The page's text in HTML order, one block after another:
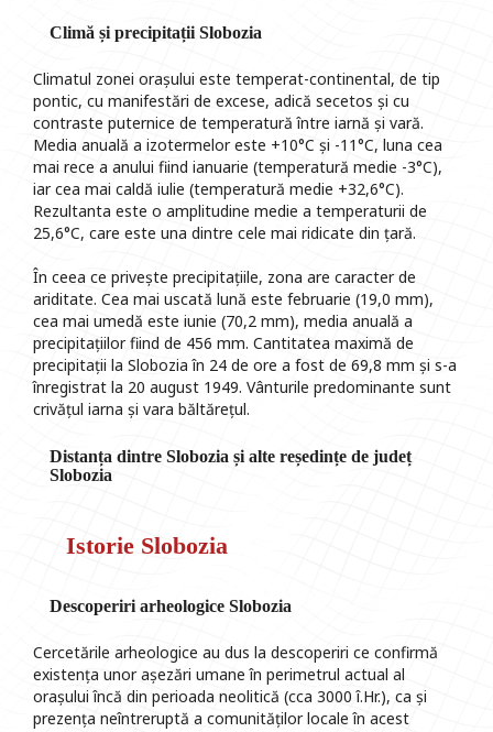
Climă și precipitații Slobozia
Climatul zonei orașului este temperat-continental, de tip
pontic, cu manifestări de excese, adică secetos și cu
contraste puternice de temperatură între iarnă și vară.
Media anuală a izotermelor este +10°C și -11°C, luna cea
mai rece a anului fiind ianuarie (temperatură medie -3°C),
iar cea mai caldă iulie (temperatură medie +32,6°C).
Rezultanta este o amplitudine medie a temperaturii de
25,6°C, care este una dintre cele mai ridicate din țară.
În ceea ce privește precipitațiile, zona are caracter de
ariditate. Cea mai uscată lună este februarie (19,0 mm),
cea mai umedă este iunie (70,2 mm), media anuală a
precipitațiilor fiind de 456 mm. Cantitatea maximă de
precipitații la Slobozia în 24 de ore a fost de 69,8 mm și s-a
înregistrat la 20 august 1949. Vânturile predominante sunt
crivățul iarna și vara băltărețul.
Distanța dintre Slobozia și alte reședințe de județ
Slobozia
Istorie Slobozia
Descoperiri arheologice Slobozia
Cercetările arheologice au dus la descoperiri ce confirmă
existența unor așezări umane în perimetrul actual al
orașului încă din perioada neolitică (cca 3000 î.Hr.), ca și
prezența neîntreruptă a comunităților locale în acest